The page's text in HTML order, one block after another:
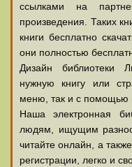
ссылками на
произведения. Таких
книги бесплатно
они полностью
Дизайн библиотеки
нужную книгу или
меню, так и с помощью
Наша электронная
людям, ищущим
читайте онлайн, а
регистрации, легко и